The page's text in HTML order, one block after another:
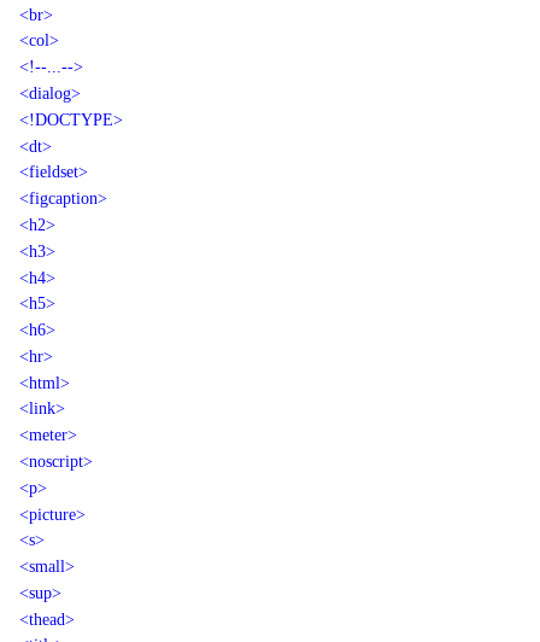
<br>
<col>
<!--...-->
<dialog>
<!DOCTYPE>
<dt>
<fieldset>
<figcaption>
<h2>
<h3>
<h4>
<h5>
<h6>
<hr>
<html>
<link>
<meter>
<noscript>
<p>
<picture>
<s>
<small>
<sup>
<thead>